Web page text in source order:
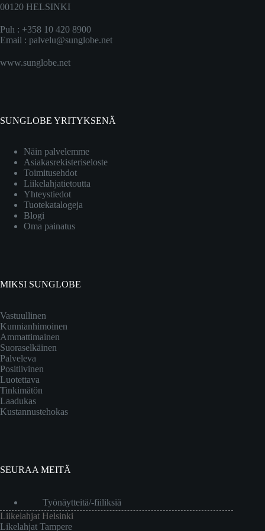
00120 HELSINKI
Puh : +358 10 420 8900
Email : palvelu@sunglobe.net
www.sunglobe.net
SUNGLOBE YRITYKSENÄ
Näin palvelemme
Asiakasrekisteriseloste
Toimitusehdot
Liikelahjatietoutta
Yhteystiedot
Tuotekatalogeja
Blogi
Oma painatus
MIKSI SUNGLOBE
Vastuullinen
Kunnianhimoinen
Ammattimainen
Suoraselkäinen
Palveleva
Positiivinen
Luotettava
Tinkimätön
Laadukas
Kustannustehokas
SEURAA MEITÄ
Työnäytteitä/-fiiliksiä
Liikelahjat Helsinki
Likelahjat Tampere